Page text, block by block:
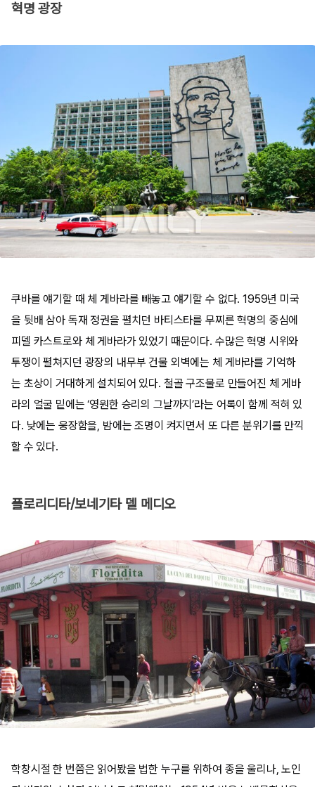
혁명 광장
쿠바를 얘기할 때 체 게바라를 빼놓고 얘기할 수 없다. 1959년 미국
을 뒷배 삼아 독재 정권을 펼치던 바티스타를 무찌른 혁명의 중심에
피델 카스트로와 체 게바라가 있었기 때문이다. 수많은 혁명 시위와
투쟁이 펼쳐지던 광장의 내무부 건물 외벽에는 체 게바라를 기억하
는 초상이 거대하게 설치되어 있다. 철골 구조물로 만들어진 체 게바
라의 얼굴 밑에는 ‘영원한 승리의 그날까지’라는 어록이 함께 적혀 있
다. 낮에는 웅장함을, 밤에는 조명이 켜지면서 또 다른 분위기를 만끽
할 수 있다.
플로리디타/보네기타 델 메디오
학창시절 한 번쯤은 읽어봤을 법한 누구를 위하여 종을 울리나, 노인